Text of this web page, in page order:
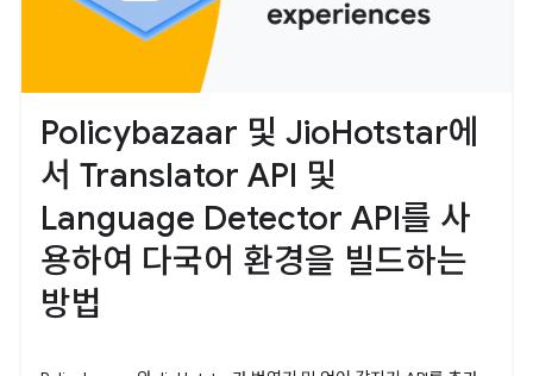
Policybazaar 및 JioHotstar에
서 Translator API 및
Language Detector API를 사
용하여 다국어 환경을 빌드하는
방법